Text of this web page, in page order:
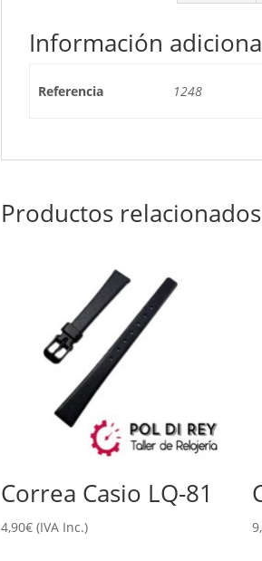
Información
Referencia 1248
Productos relacionados
Correa Casio LQ-81
4,90€ (IVA Inc.)